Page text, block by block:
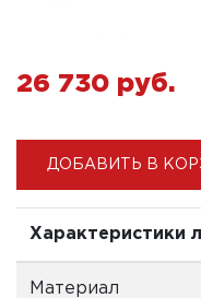
26 730 pуб.
ДОБАВИТЬ В
Характеристики
Материал